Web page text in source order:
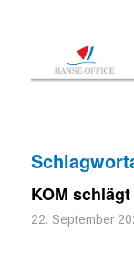
KOM
22. September